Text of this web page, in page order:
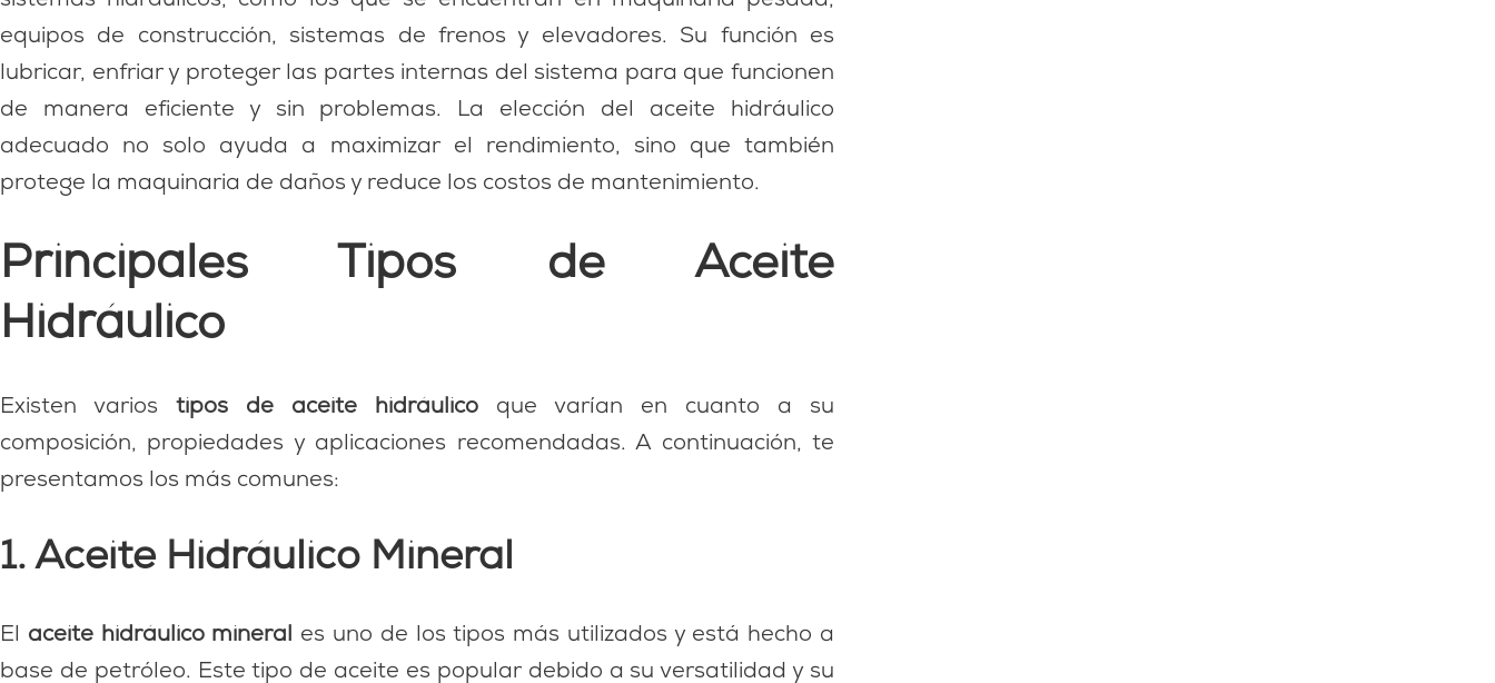
equipos de construcción, sistemas de frenos y elevadores. Su función es
lubricar, enfriar y proteger las partes internas del sistema para que funcionen
de manera eficiente y sin problemas. La elección del aceite hidráulico
adecuado no solo ayuda a maximizar el rendimiento, sino que también
protege la maquinaria de daños y reduce los costos de mantenimiento.
Principales Tipos de Aceite
Hidráulico
Existen varios tipos de aceite hidráulico que varían en cuanto a su
composición, propiedades y aplicaciones recomendadas. A continuación, te
presentamos los más comunes:
1. Aceite Hidráulico Mineral
El aceite hidráulico mineral
es uno de los tipos más utilizados y está hecho a
base de petróleo. Este tipo de aceite es popular debido a su versatilidad y su